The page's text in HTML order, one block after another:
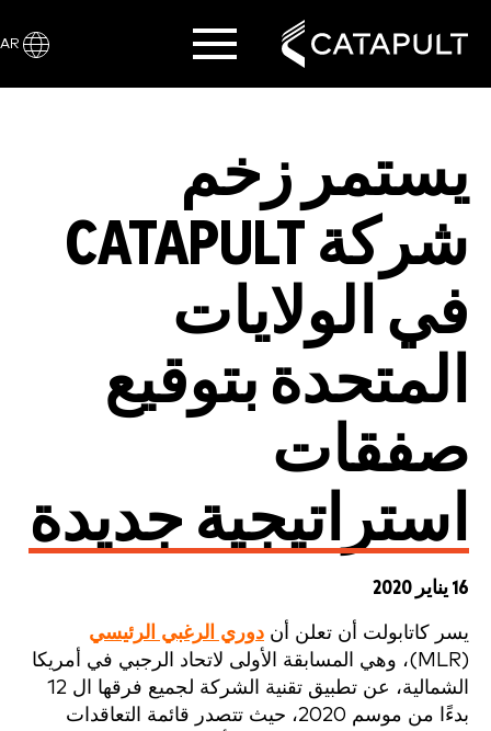
يستمر زخم
شركة CATAPULT
في الولايات
المتحدة بتوقيع
صفقات
استراتيجية جديدة
16 يناير 2020
يسر كاتابولت أن تعلن أن دوري الرغبي الرئيسي
(MLR)، وهي المسابقة الأولى لاتحاد الرجبي في أمريكا
الشمالية، عن تطبيق تقنية الشركة لجميع فرقها ال 12
بدءًا من موسم 2020، حيث تتصدر قائمة التعاقدات